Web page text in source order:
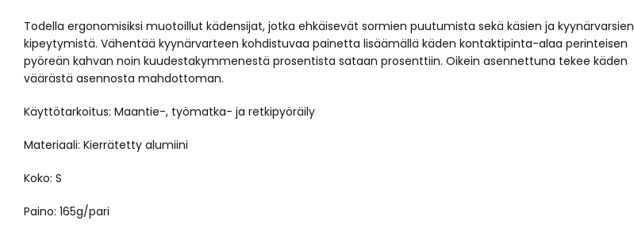
the
images
gallery
Todella ergonomisiksi muotoillut kädensijat, jotka ehkäisevät sormien puutumista sekä käsien ja kyynärvarsien
kipeytymistä. Vähentää kyynärvarteen kohdistuvaa painetta lisäämällä käden kontaktipinta-alaa perinteisen
pyöreän kahvan noin kuudestakymmenestä prosentista sataan prosenttiin. Oikein asennettuna tekee käden
väärästä asennosta mahdottoman.
Käyttötarkoitus: Maantie-, työmatka- ja retkipyöräily
Materiaali: Kierrätetty alumiini
Koko: S
Paino: 165g/pari